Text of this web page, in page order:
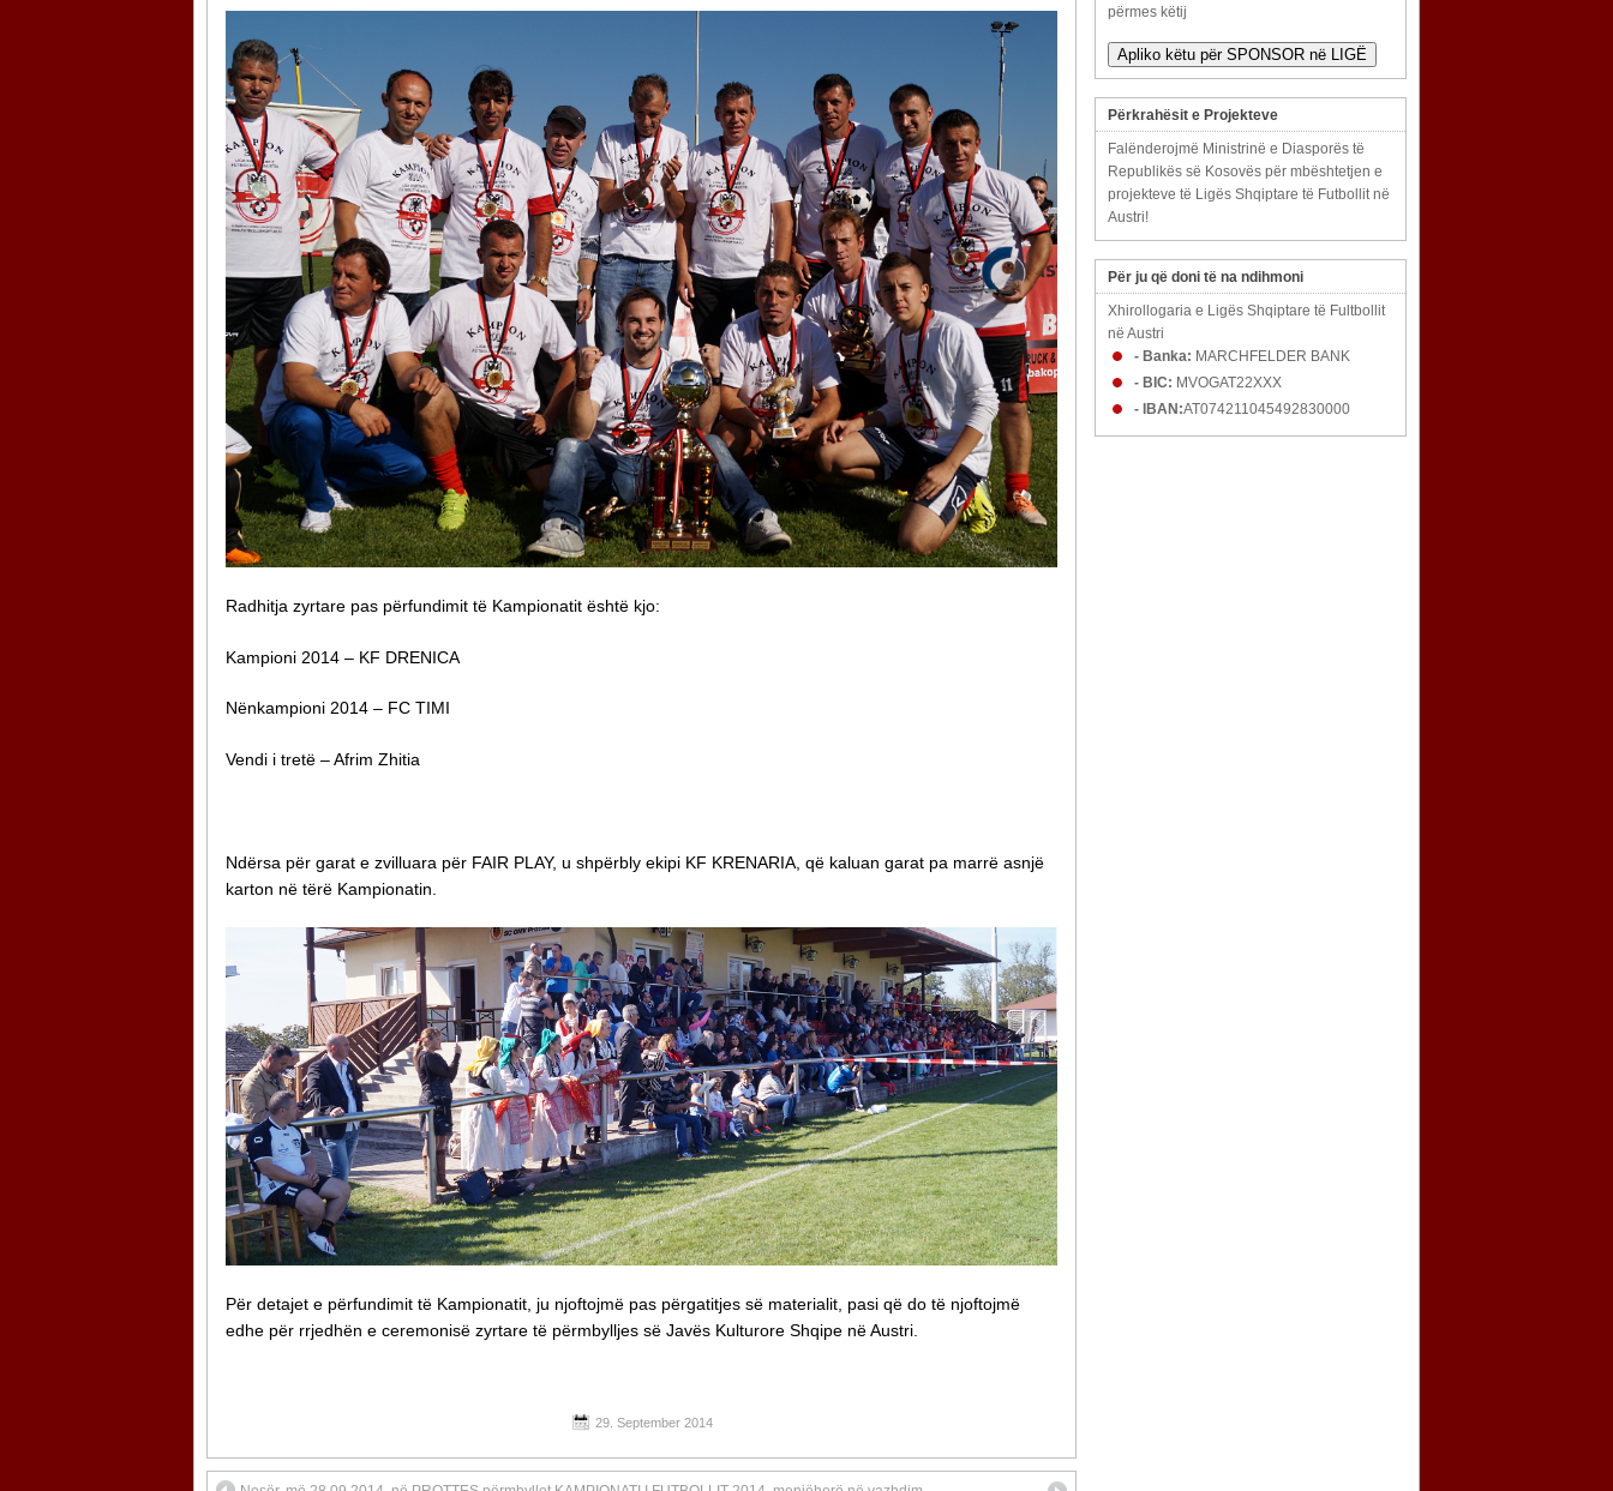
Radhitja zyrtare pas përfundimit të Kampionatit është kjo:
Kampioni 2014 – KF DRENICA
Nënkampioni 2014 – FC TIMI
Vendi i tretë – Afrim Zhitia
Ndërsa për garat e zvilluara për FAIR PLAY, u shpërbly ekipi KF KRENARIA, që kaluan garat pa marrë asnjë
karton në tërë Kampionatin.
Për detajet e përfundimit të Kampionatit, ju njoftojmë pas përgatitjes së materialit, pasi që do të njoftojmë
edhe për rrjedhën e ceremonisë zyrtare të përmbylljes së Javës Kulturore Shqipe në Austri.
29. September 2014
përmes këtij
Apliko këtu për SPONSOR në LIGË
Përkrahësit e Projekteve
Falënderojmë Ministrinë e Diasporës të
Republikës së Kosovës për mbështetjen e
projekteve të Ligës Shqiptare të Futbollit në
Austri!
Për ju që doni të na ndihmoni
Xhirollogaria e Ligës Shqiptare të Fultbollit
në Austri
- Banka: MARCHFELDER BANK
- BIC: MVOGAT22XXX
- IBAN:AT074211045492830000